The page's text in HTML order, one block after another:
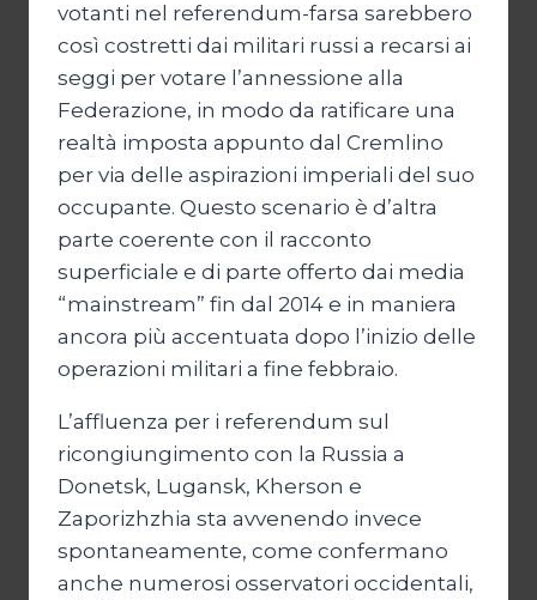
votanti nel referendum-farsa sarebbero
così costretti dai militari russi a recarsi ai
seggi per votare l’annessione alla
Federazione, in modo da ratificare una
realtà imposta appunto dal Cremlino
per via delle aspirazioni imperiali del suo
occupante. Questo scenario è d’altra
parte coerente con il racconto
superficiale e di parte offerto dai media
“mainstream” fin dal 2014 e in maniera
ancora più accentuata dopo l’inizio delle
operazioni militari a fine febbraio.
L’affluenza per i referendum sul
ricongiungimento con la Russia a
Donetsk, Lugansk, Kherson e
Zaporizhzhia sta avvenendo invece
spontaneamente, come confermano
anche numerosi osservatori occidentali,